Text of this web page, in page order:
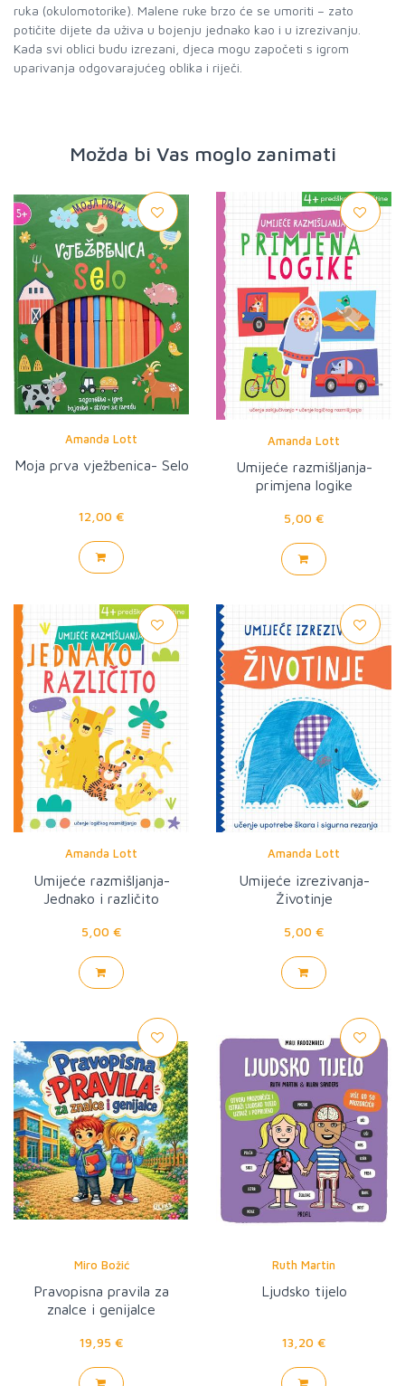
ruka (okulomotorike). Malene ruke brzo će se umoriti – zato
potičite dijete da uživa u bojenju jednako kao i u izrezivanju.
Kada svi oblici budu izrezani, djeca mogu započeti s igrom
uparivanja odgovarajućeg oblika i riječi.
Možda bi Vas moglo zanimati
Amanda Lott
Moja prva vježbenica- Selo
12,00 €
Amanda Lott
Umijeće razmišljanja-
primjena logike
5,00 €
Amanda Lott
Umijeće razmišljanja-
Jednako i različito
5,00 €
Amanda Lott
Umijeće izrezivanja-
Životinje
5,00 €
Miro Božić
Pravopisna pravila za
znalce i genijalce
19,95 €
Ruth Martin
Ljudsko tijelo
13,20 €